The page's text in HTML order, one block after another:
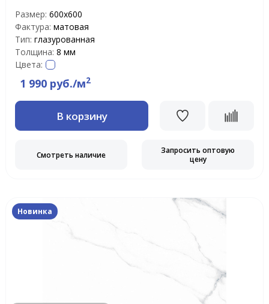
Размер: 600х600
Фактура: матовая
Тип: глазурованная
Толщина: 8 мм
Цвета:
1 990 руб./м2
В корзину
Смотреть наличие
Запросить оптовую
цену
Новинка